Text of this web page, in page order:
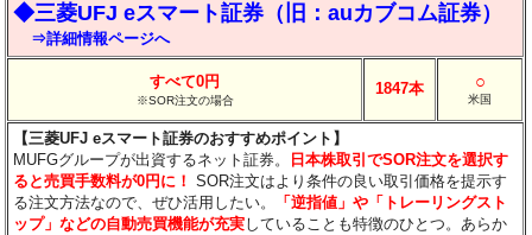
◆三菱UFJ eスマート証券（旧：auカブコム証券）
⇒詳細情報ページへ
すべて0円
※SOR注文の場合
1847本 ○
米国
【三菱UFJ eスマート証券のおすすめポイント】
MUFGグループが出資するネット証券。
日本株取引でSOR注文を選択す
ると売買手数料が0円に！ SOR注文はより条件の良い取引価格を提示す
る注文方法なので、ぜひ活用したい。
「逆指値」や「トレーリングスト
ップ」などの自動売買機能が充実していることも特徴のひとつ。あらか